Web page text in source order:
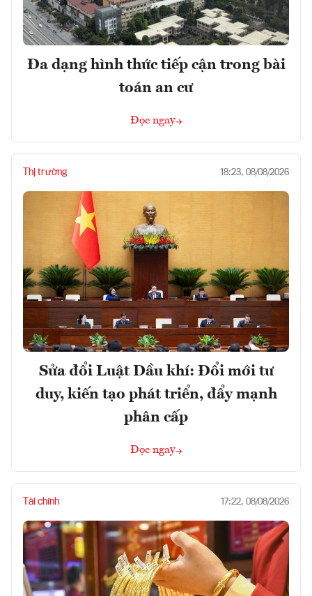
Đa dạng hình thức tiếp cận trong bài
toán an cư
Đọc ngay
Thị trường 18:23, 08/08/2026
Sửa đổi Luật Dầu khí: Đổi mới tư
duy, kiến tạo phát triển, đẩy mạnh
phân cấp
Đọc ngay
Tài chính 17:22, 08/08/2026